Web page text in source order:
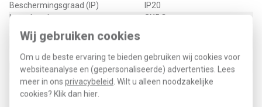
Wij gebruiken cookies
Om u de beste ervaring te bieden gebruiken wij cookies voor
websiteanalyse en (gepersonaliseerde) advertenties. Lees
meer in ons privacybeleid. Wilt u alleen noodzakelijke
cookies? Klik dan hier.
Beschermingsgraad (IP)
IP20
Lamphouder
GX5,3
RUR5511V4A
Type / SKU (MPN)
RUR5511 V4A
EAN (GTIN-13)
4012094451305
Klusspullen artikelnummer
345860